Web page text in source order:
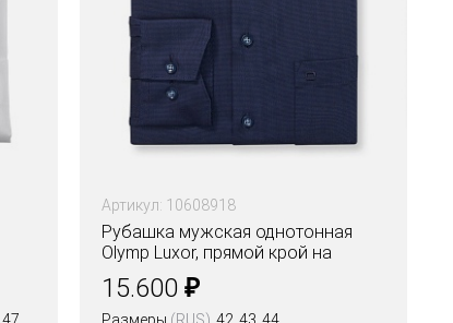
Артикул: 10608918
Рубашка мужская однотонная
Olymp Luxor, прямой крой на
высокий рост
15.600 ₽